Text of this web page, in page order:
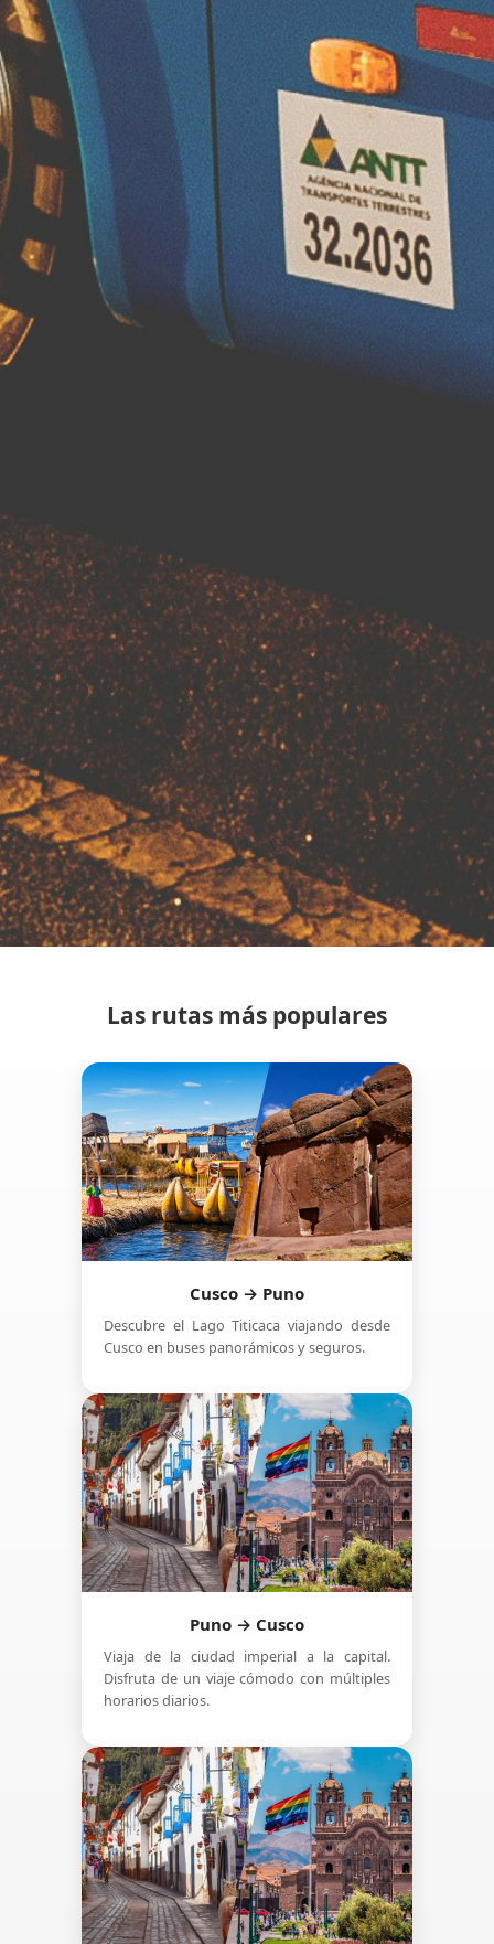
Las rutas más populares
Cusco → Puno
Descubre el Lago Titicaca viajando desde
Cusco en buses panorámicos y seguros.
Puno → Cusco
Viaja de la ciudad imperial a la capital.
Disfruta de un viaje cómodo con múltiples
horarios diarios.